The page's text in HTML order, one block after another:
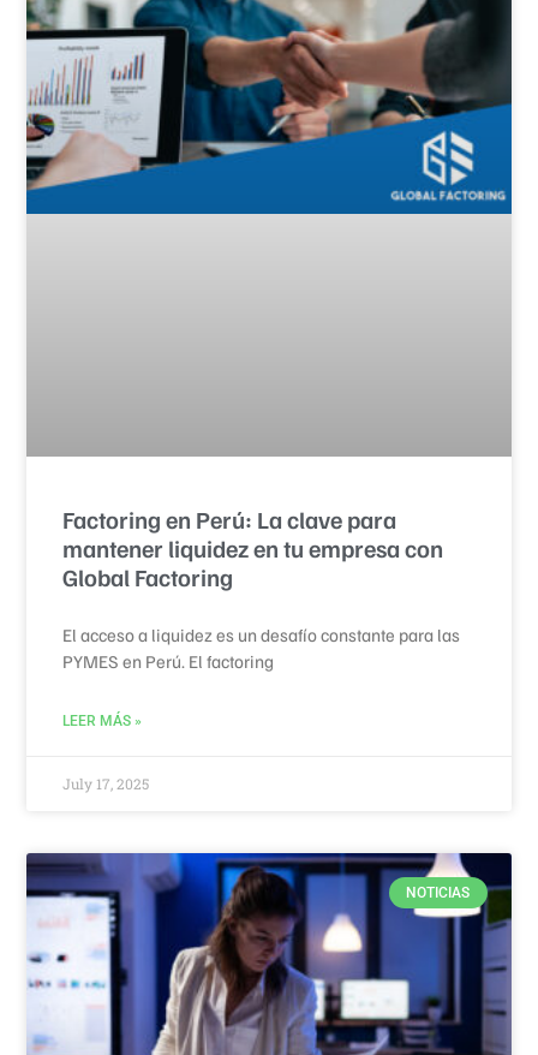
Factoring en Perú: La clave para
mantener liquidez en tu empresa con
Global Factoring
El acceso a liquidez es un desafío constante para las
PYMES en Perú. El factoring
LEER MÁS »
July 17, 2025
NOTICIAS